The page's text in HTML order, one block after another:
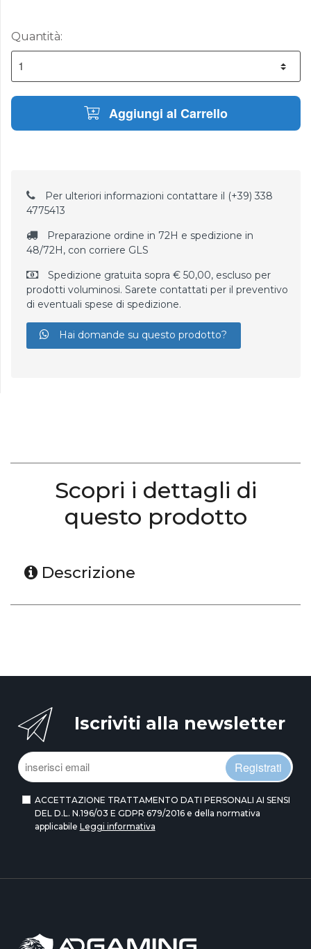
Quantità:
Aggiungi al Carrello
Per ulteriori informazioni contattare il (+39) 338
4775413
Preparazione ordine in 72H e spedizione in
48/72H, con corriere GLS
Spedizione gratuita sopra € 50,00, escluso per
prodotti voluminosi. Sarete contattati per il preventivo
di eventuali spese di spedizione.
Hai domande su questo prodotto?
Scopri i dettagli di
questo prodotto
Descrizione
Iscriviti alla newsletter
Registrati
ACCETTAZIONE TRATTAMENTO DATI PERSONALI AI SENSI
DEL D.L. N.196/03 E GDPR 679/2016 e della normativa
applicabile Leggi informativa